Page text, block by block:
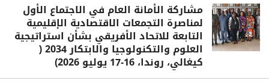
مشاركة الأمانة العام في الاجتماع الأول
لمناصرة التجمعات الاقتصادية الإقليمية
التابعة للاتحاد الأفريقي بشأن استراتيجية
العلوم والتكنولوجيا والابتكار 2034 (
كيغالي، روندا، 16-17 يوليو 2026)